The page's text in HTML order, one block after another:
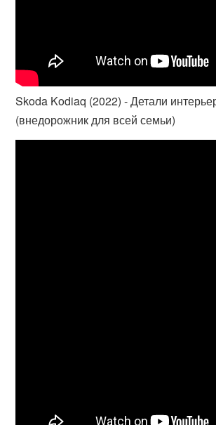
Skoda Kodiaq (2022) - Детали
(внедорожник для всей семьи)